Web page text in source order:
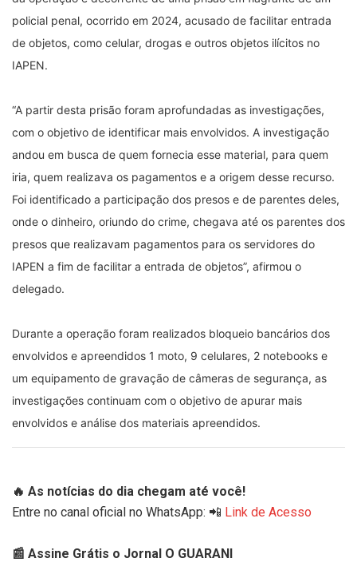
policial penal, ocorrido em 2024, acusado de facilitar entrada
de objetos, como celular, drogas e outros objetos ilícitos no
IAPEN.
“A partir desta prisão foram aprofundadas as investigações,
com o objetivo de identificar mais envolvidos. A investigação
andou em busca de quem fornecia esse material, para quem
iria, quem realizava os pagamentos e a origem desse recurso.
Foi identificado a participação dos presos e de parentes deles,
onde o dinheiro, oriundo do crime, chegava até os parentes dos
presos que realizavam pagamentos para os servidores do
IAPEN a fim de facilitar a entrada de objetos”, afirmou o
delegado.
Durante a operação foram realizados bloqueio bancários dos
envolvidos e apreendidos 1 moto, 9 celulares, 2 notebooks e
um equipamento de gravação de câmeras de segurança, as
investigações continuam com o objetivo de apurar mais
envolvidos e análise dos materiais apreendidos.
🔥 As notícias do dia chegam até você!
Entre no canal oficial no WhatsApp: 📲 Link de Acesso
📰 Assine Grátis o Jornal O GUARANI